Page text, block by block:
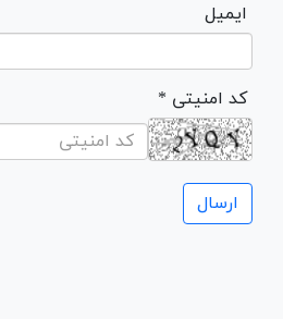
ایمیل
* کد امنیتی